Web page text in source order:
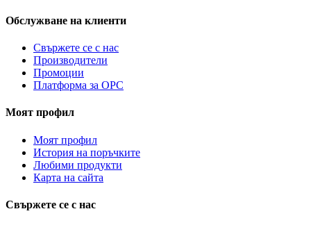
Обслужване на клиенти
Свържете се с нас
Производители
Промоции
Платформа за ОРС
Моят профил
Моят профил
История на поръчките
Любими продукти
Карта на сайта
Свържете се с нас